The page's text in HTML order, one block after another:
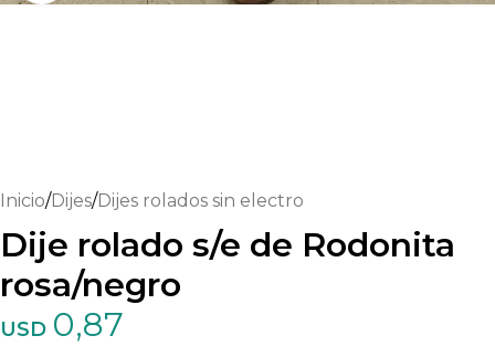
Inicio/Dijes/Dijes rolados sin electro
Dije rolado s/e de Rodonita
rosa/negro
USD 0,87